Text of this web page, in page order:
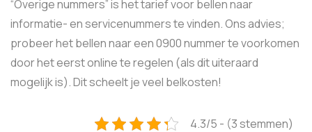
“Overige nummers” is het tarief voor bellen naar
informatie- en servicenummers te vinden. Ons advies;
probeer het bellen naar een 0900 nummer te voorkomen
door het eerst online te regelen (als dit uiteraard
mogelijk is). Dit scheelt je veel belkosten!
4.3/5 - (3 stemmen)